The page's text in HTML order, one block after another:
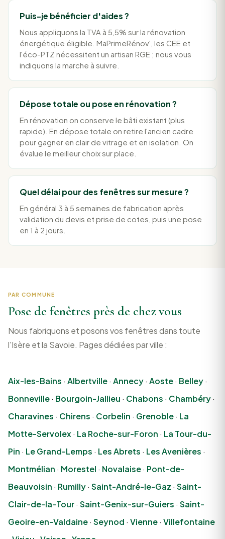
Puis-je bénéficier d'aides ?
Nous appliquons la TVA à 5,5% sur la rénovation
énergétique éligible. MaPrimeRénov', les CEE et
l'éco-PTZ nécessitent un artisan RGE ; nous vous
indiquons la marche à suivre.
Dépose totale ou pose en rénovation ?
En rénovation on conserve le bâti existant (plus
rapide). En dépose totale on retire l'ancien cadre
pour gagner en clair de vitrage et en isolation. On
évalue le meilleur choix sur place.
Quel délai pour des fenêtres sur mesure ?
En général 3 à 5 semaines de fabrication après
validation du devis et prise de cotes, puis une pose
en 1 à 2 jours.
PAR COMMUNE
Pose de fenêtres près de chez vous
Nous fabriquons et posons vos fenêtres dans toute
l'Isère et la Savoie. Pages dédiées par ville :
Aix-les-Bains · Albertville· Annecy· Aoste· Belley·
Bonneville· Bourgoin-Jallieu · Chabons · Chambéry·
Charavines · Chirens · Corbelin · Grenoble· La
Motte-Servolex· La Roche-sur-Foron · La Tour-du-
Pin · Le Grand-Lemps · Les Abrets · Les Avenières ·
Montmélian · Morestel · Novalaise· Pont-de-
Beauvoisin · Rumilly· Saint-André-le-Gaz · Saint-
Clair-de-la-Tour· Saint-Genix-sur-Guiers · Saint-
Geoire-en-Valdaine· Seynod · Vienne· Villefontaine